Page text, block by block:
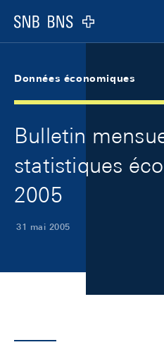
Logo
Données économiques
Bulletin
statistiques
2005
31 mai 2005